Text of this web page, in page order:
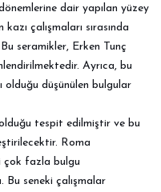
dair yapılan yüzey
çalışmaları sırasında
seramikler, Erken Tunç
Ayrıca, bu
olduğu düşünülen bulgular
tespit edilmiştir ve bu
Roma
çok fazla bulgu
Bu seneki çalışmalar